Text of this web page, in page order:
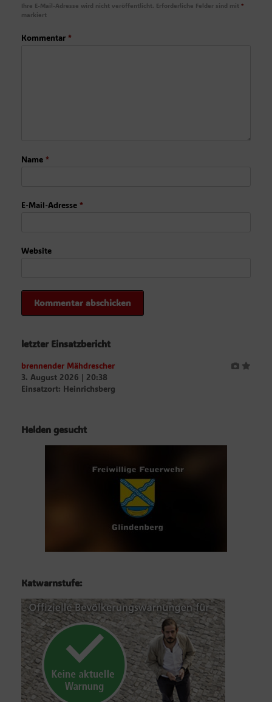
Ihre E-Mail-Adresse wird nicht veröffentlicht. Erforderliche Felder sind mit *
markiert
Kommentar *
Name *
E-Mail-Adresse *
Website
letzter Einsatzbericht
brennender Mähdrescher
3. August 2026 | 20:38
Einsatzort: Heinrichsberg
Helden gesucht
Katwarnstufe: